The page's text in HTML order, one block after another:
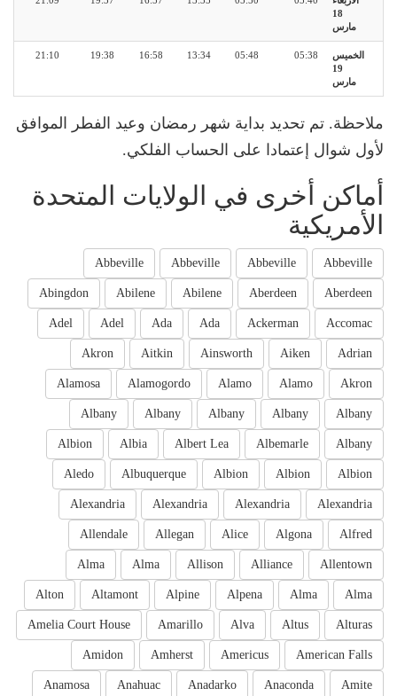
18
مارس
الخميس
19
مارس
05:38
05:48
13:34
16:58
19:38
21:10
ملاحظة. تم تحديد بداية شهر رمضان وعيد الفطر الموافق
لأول شوال إعتمادا على الحساب الفلكي.
أماكن أخرى في الولايات المتحدة
الأمريكية
Abbeville
Abbeville
Abbeville
Abbeville
Aberdeen
Aberdeen
Abilene
Abilene
Abingdon
Accomac
Ackerman
Ada
Ada
Adel
Adel
Adrian
Aiken
Ainsworth
Aitkin
Akron
Akron
Alamo
Alamo
Alamogordo
Alamosa
Albany
Albany
Albany
Albany
Albany
Albany
Albemarle
Albert Lea
Albia
Albion
Albion
Albion
Albion
Albuquerque
Aledo
Alexandria
Alexandria
Alexandria
Alexandria
Alfred
Algona
Alice
Allegan
Allendale
Allentown
Alliance
Allison
Alma
Alma
Alma
Alma
Alpena
Alpine
Altamont
Alton
Alturas
Altus
Alva
Amarillo
Amelia Court House
American Falls
Americus
Amherst
Amidon
Amite
Anaconda
Anadarko
Anahuac
Anamosa